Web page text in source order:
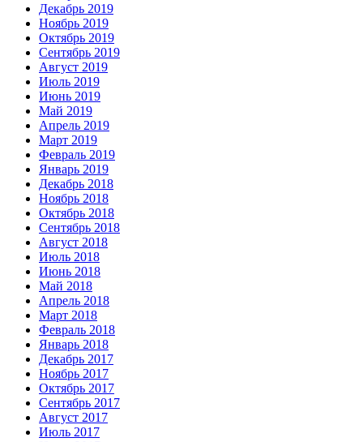
Декабрь 2019
Ноябрь 2019
Октябрь 2019
Сентябрь 2019
Август 2019
Июль 2019
Июнь 2019
Май 2019
Апрель 2019
Март 2019
Февраль 2019
Январь 2019
Декабрь 2018
Ноябрь 2018
Октябрь 2018
Сентябрь 2018
Август 2018
Июль 2018
Июнь 2018
Май 2018
Апрель 2018
Март 2018
Февраль 2018
Январь 2018
Декабрь 2017
Ноябрь 2017
Октябрь 2017
Сентябрь 2017
Август 2017
Июль 2017